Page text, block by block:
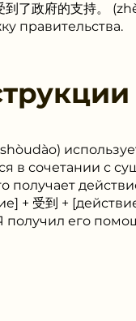
到了政府的支持。
правительства.
(shòudào)
в сочетании с
получает
+ 受到 +
получил его